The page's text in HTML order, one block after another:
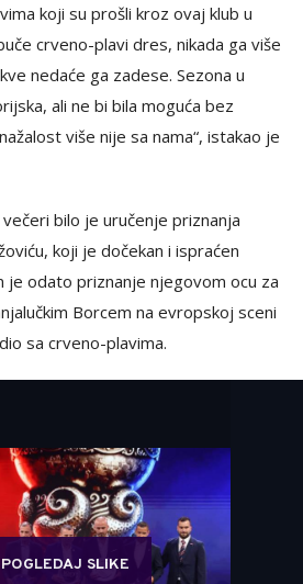
koji su prošli kroz ovaj klub u
crveno-plavi dres, nikada ga više
nedaće ga zadese. Sezona u
ali ne bi bila moguća bez
više nije sa nama“, istakao je
bilo je uručenje priznanja
koji je dočekan i ispraćen
je odato priznanje njegovom ocu za
Borcem na evropskoj sceni
sa crveno-plavima.
POGLEDAJ SLIKE